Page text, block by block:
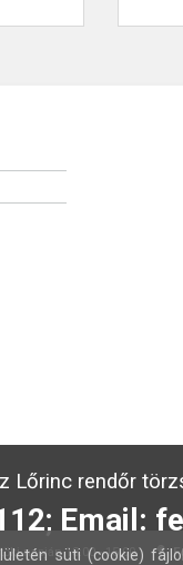
Lőrinc rendőr
Email:
napján 13:00 - 15:00
süti (cookie)